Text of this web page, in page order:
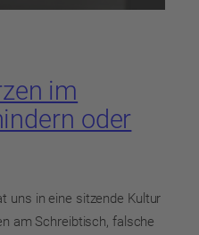
im
oder
uns in eine sitzende Kultur
am Schreibtisch, falsche